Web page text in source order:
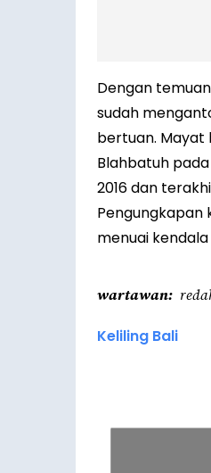
Dengan
sudah
bertuan. Mayat
Blahbatuh
2016 dan
Pengungkapan
menuai
wartawan
Keliling Bali